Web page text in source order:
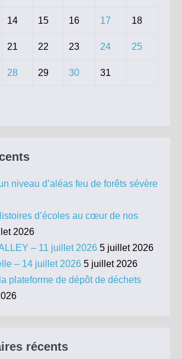
14 15 16 17 18
21 22 23 24 25
28 29 30 31
niveau d’aléas feu de forêts sévère
d’écoles au cœur de nos
2026
– 11 juillet 2026 5 juillet 2026
– 14 juillet 2026 5 juillet 2026
plateforme de dépôt de déchets
récents